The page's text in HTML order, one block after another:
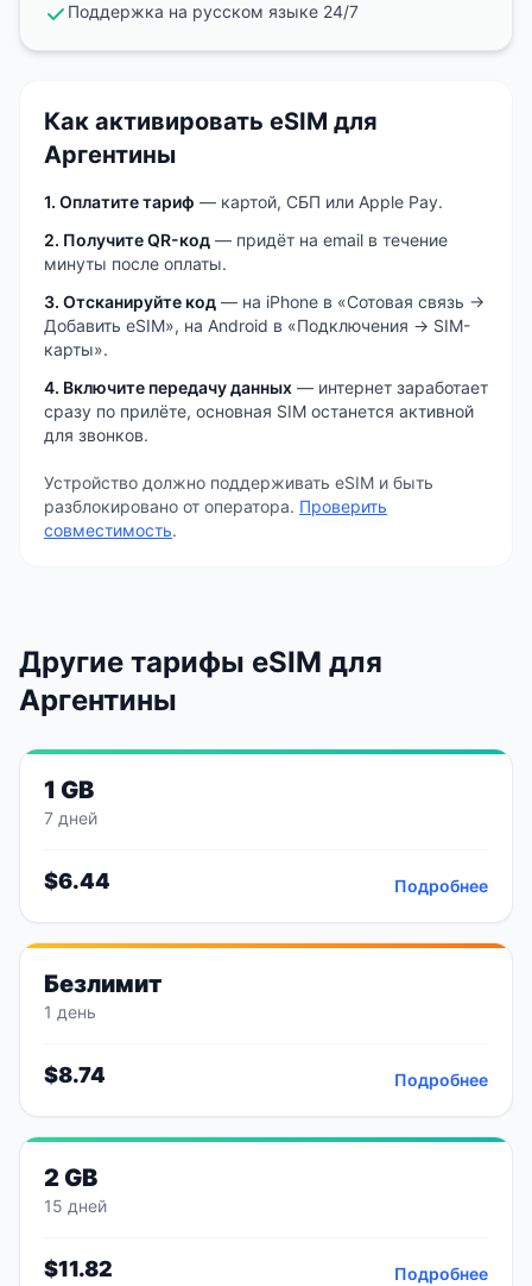
Поддержка на русском языке 24/7
Как активировать eSIM для
Аргентины
1. Оплатите тариф — картой, СБП или Apple Pay.
2. Получите QR-код — придёт на email в течение
минуты после оплаты.
3. Отсканируйте код — на iPhone в «Сотовая связь →
Добавить eSIM», на Android в «Подключения → SIM-
карты».
4. Включите передачу данных — интернет заработает
сразу по прилёте, основная SIM останется активной
для звонков.
Устройство должно поддерживать eSIM и быть
разблокировано от оператора. Проверить
совместимость.
Другие тарифы eSIM для
Аргентины
1 GB
7 дней
$6.44 Подробнее
Безлимит
1 день
$8.74 Подробнее
2 GB
15 дней
$11.82 Подробнее